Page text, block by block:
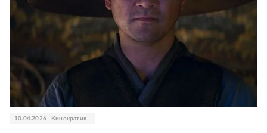
10.04.2026 Кинократия